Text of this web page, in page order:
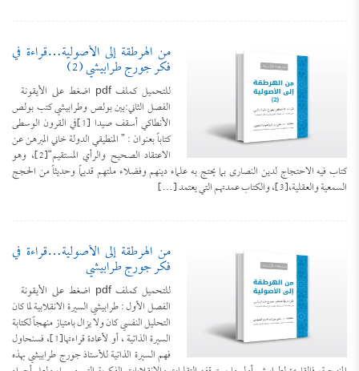
من الهرطقة إلى الأصولية…قراءة في
فكر جورج طرابيشي (2)
للتحميل كملف pdf اضغط على الأيقونة
الفصل الثاني:بين بولص وطرابيشي كتب بولص
الأنطاكي أسقف صيدا [1]في القرون الوسطى
كتاباً بعنوان : ” المنطيقي الدولة خاني المبرهن عن
الاعتقاد الصحيح والرأي المستقيم“[2]، وهو
كتاب فيه الاحتجاج لدين النصارى بما يحتج به علماء دينهم وفضلاء ملتهم قديماً وحديثاً من الحجج
السمعية والعقلية،[3]، والكتاب عمدتهم التي يعتمد […]
من الهرطقة إلى الأصولية…قراءة في
فكر جورج طرابيشي
للتحميل كملف pdf اضغط على الأيقونة
الفصل الأول : طرابيشي السيرة الانقلابية لما كان
التحليل النفسي كان ولا يزال بامتياز منهجاً لكتابة
السيرة الذاتية ، أو لأعادة قراءتها[1]، فسنحاول
فهم السيرة الذاتية للأستاذ جورج طرابيشي بهذه
تَعرِيف بكِتَاب (مجموعة الرَّسائل العقديَّة
للعلامة الشَّيخ محمد عبد الظَّاهر أبو
للتحميل كملف PDF اضغط على الأيقونة المعلومات
الفنية للكتاب: عنوان الكتاب: مجموعة الرَّسائل
العقديَّة للعلامة الشَّيخ محمد عبد الظَّاهر أبو السَّمح.
اسم المؤلف: أ. د. عبد الله بن عمر الدميجي، أستاذ
العقيدة بكلية الدعوة وأصول الدين بجامعة أم القرى.
رقم الطبعة وتاريخها: الطبعة الأولى في دار الهدي
الحالة السلفية عند أوائل الصوفية